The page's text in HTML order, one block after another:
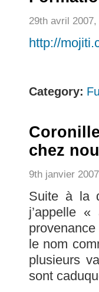
29th avril
http://
Category:
chez
9th janvier
Suite à la
j’appelle
le nom
plusieurs
sont